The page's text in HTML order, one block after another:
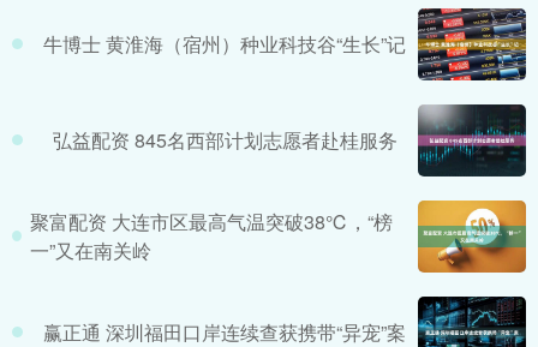
牛博士 黄淮海（宿州）种业科技谷“生长”记
弘益配资 845名西部计划志愿者赴桂服务
聚富配资 大连市区最高气温突破38℃，“榜
一”又在南关岭
赢正通 深圳福田口岸连续查获携带“异宠”案